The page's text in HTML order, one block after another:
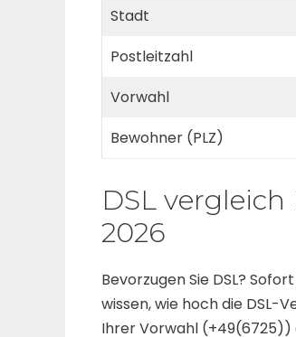
Stadt
Postleitzahl
Vorwahl
Bewohner (PLZ)
DSL
2026
Bevorzugen Sie DSL? Sofort
wissen, wie hoch die DSL-
Ihrer Vorwahl (+49(6725))